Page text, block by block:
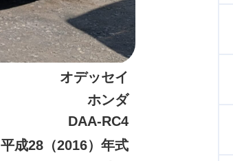
オデッセイ
ホンダ
DAA-RC4
平成28（2016）年式